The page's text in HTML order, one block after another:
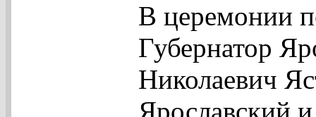
В церемонии
Губернатор
Николаевич